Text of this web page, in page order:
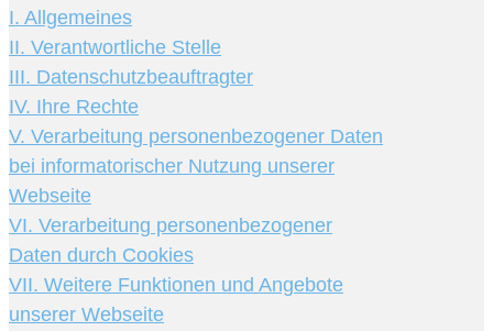
I. Allgemeines
II. Verantwortliche Stelle
III. Datenschutzbeauftragter
IV. Ihre Rechte
V. Verarbeitung personenbezogener Daten
bei informatorischer Nutzung unserer
Webseite
VI. Verarbeitung personenbezogener
Daten durch Cookies
VII. Weitere Funktionen und Angebote
unserer Webseite